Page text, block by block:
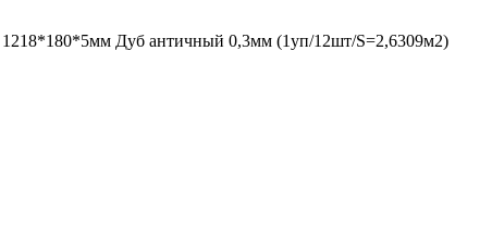
Дуб античный 0,3мм (1уп/12шт/S=2,6309м2)